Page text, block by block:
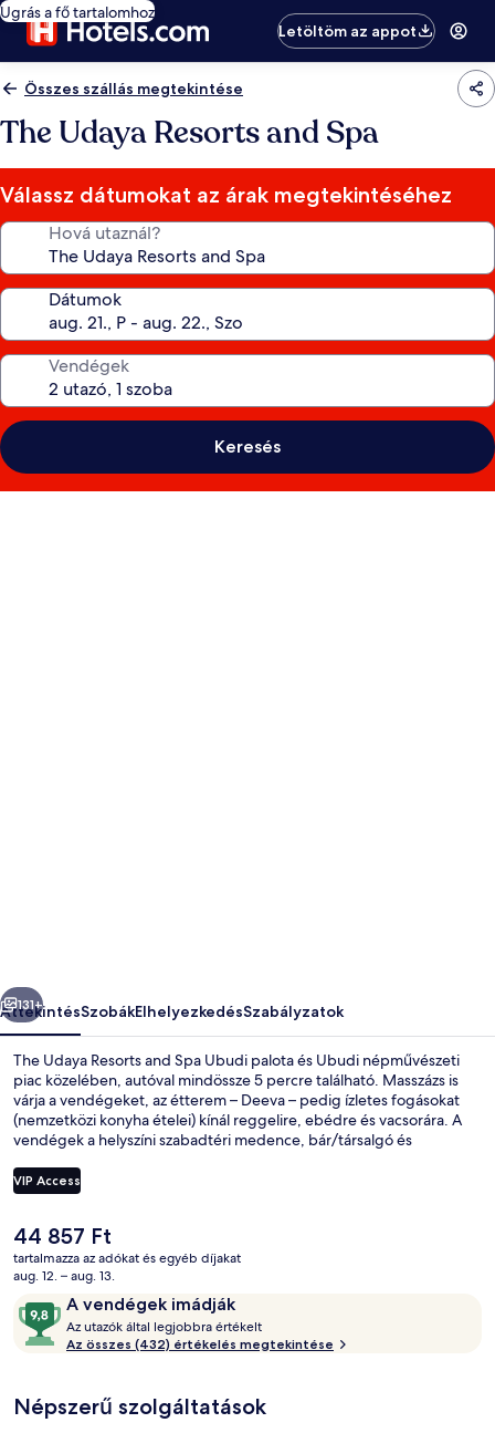
Ugrás a fő tartalomhoz
Letöltöm az appot
Összes szállás megtekintése
The Udaya Resorts and Spa
Válassz dátumokat az árak megtekintéséhez
Hová utaznál?
Dátumok
Vendégek
Keresés
Következő
131+
ÁttekintésSzobákElhelyezkedésSzabályzatok
The Udaya Resorts and Spa Ubudi palota és Ubudi népművészeti
piac közelében, autóval mindössze 5 percre található. Masszázs is
várja a vendégeket, az étterem – Deeva – pedig ízletes fogásokat
(nemzetközi konyha ételei) kínál reggelire, ebédre és vacsorára. A
vendégek a helyszíni szabadtéri medence, bár/társalgó és
jónak tartják a hely következó jellemzőit: segítőkész személyzet.
VIP Access
A
jelenlegi
ár
44 857 Ft
tartalmazza az adókat és egyéb díjakat
aug. 12. – aug. 13.
ÉrtékelésekA vendégek imádják
9,8
ennyiből:
10,
vendégek
imádják
Az utazók által legjobbra értékelt
z
t
Az összes (432) értékelés megtekintése
Népszerű szolgáltatások